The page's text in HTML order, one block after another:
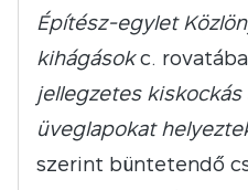
Építész-egylet
kihágásokc.
jellegzetes
üveglapokat
szerint büntetendő